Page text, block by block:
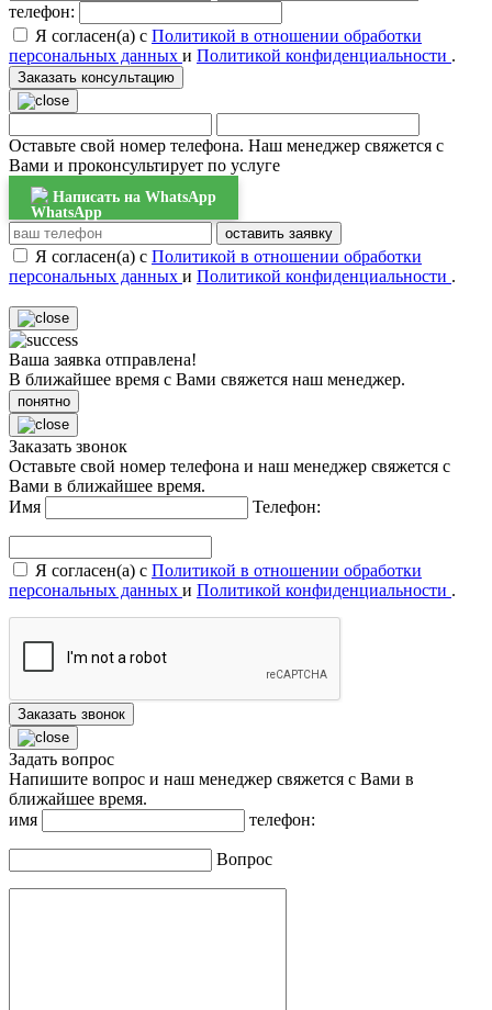
телефон:
Я согласен(а) с Политикой в отношении обработки
персональных данных и Политикой конфиденциальности .
Заказать консультацию
Оставьте свой номер телефона. Наш менеджер свяжется с
Вами и проконсультирует по услуге
Написать на WhatsApp
оставить заявку
Я согласен(а) с Политикой в отношении обработки
персональных данных и Политикой конфиденциальности .
Ваша заявка отправлена!
В ближайшее время с Вами свяжется наш менеджер.
понятно
Заказать звонок
Оставьте свой номер телефона и наш менеджер свяжется с
Вами в ближайшее время.
Имя
Телефон:
Я согласен(а) с Политикой в отношении обработки
персональных данных и Политикой конфиденциальности .
Заказать звонок
Задать вопрос
Напишите вопрос и наш менеджер свяжется с Вами в
ближайшее время.
имя
телефон:
Вопрос